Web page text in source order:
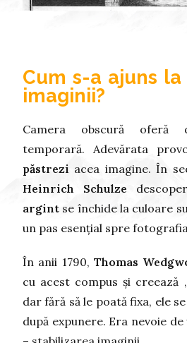
Cum s-a ajuns
imaginii?
Camera obscură oferă
temporară. Adevărata
păstrezi acea imagine. În
Heinrich Schulze
argint se închide la culoare
un pas esențial spre
În anii 1790, Thomas
cu acest compus și creează
dar fără să le poată fixa, ele
după expunere. Era nevoie